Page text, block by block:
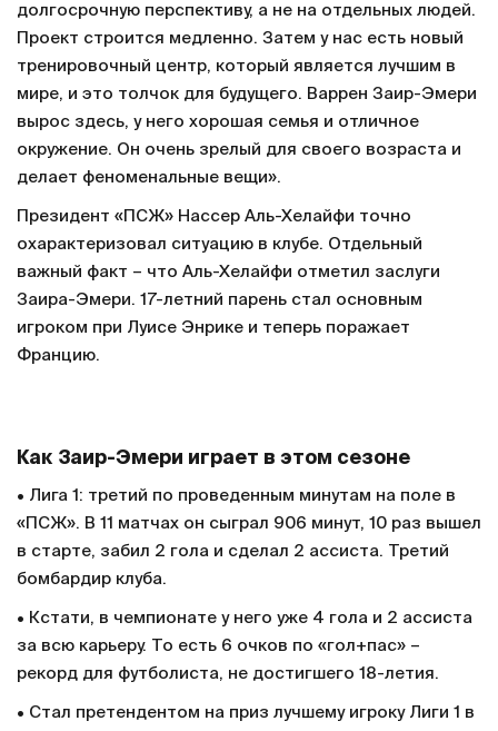
долгосрочную перспективу, а не на отдельных людей.
Проект строится медленно. Затем у нас есть новый
тренировочный центр, который является лучшим в
мире, и это толчок для будущего. Варрен Заир-Эмери
вырос здесь, у него хорошая семья и отличное
окружение. Он очень зрелый для своего возраста и
делает феноменальные вещи».
Президент «ПСЖ» Нассер Аль-Хелайфи точно
охарактеризовал ситуацию в клубе. Отдельный
важный факт – что Аль-Хелайфи отметил заслуги
Заира-Эмери. 17-летний парень стал основным
игроком при Луисе Энрике и теперь поражает
Францию.
Как Заир-Эмери играет в этом сезоне
• Лига 1: третий по проведенным минутам на поле в
«ПСЖ». В 11 матчах он сыграл 906 минут, 10 раз вышел
в старте, забил 2 гола и сделал 2 ассиста. Третий
бомбардир клуба.
• Кстати, в чемпионате у него уже 4 гола и 2 ассиста
за всю карьеру. То есть 6 очков по «гол+пас» –
рекорд для футболиста, не достигшего 18-летия.
• Стал претендентом на приз лучшему игроку Лиги 1 в